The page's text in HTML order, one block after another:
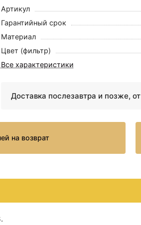
1668 ₽
Корзина для
WasserKRAFT Neime WB-
2243 ₽
Коврик для ванной
Коврик для
Артикул
Гарантийный срок
Материал
Цвет (фильтр)
Все характеристики
Доставка послезавтра и позже, от
на возврат